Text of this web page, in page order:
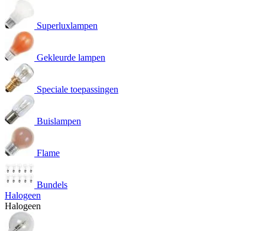
Superluxlampen
Gekleurde lampen
Speciale toepassingen
Buislampen
Flame
Bundels
Halogeen
Halogeen